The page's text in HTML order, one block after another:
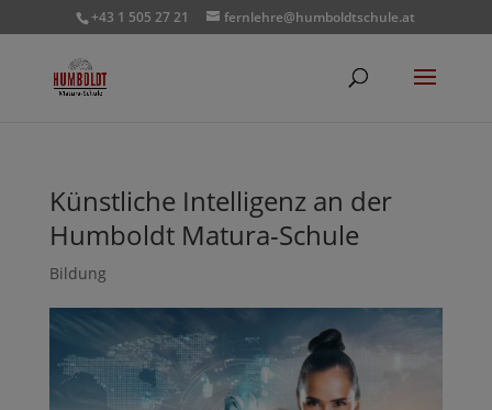
+43 1 505 27 21 fernlehre@humboldtschule.at
Künstliche Intelligenz an der
Humboldt Matura-Schule
Bildung